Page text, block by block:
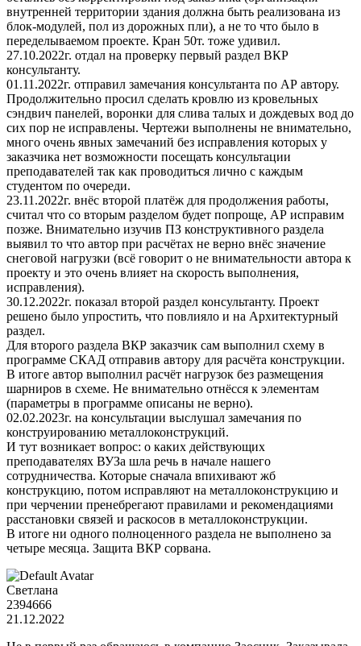
внутренней территории здания должна быть реализована из
блок-модулей, пол из дорожных пли), а не то что было в
переделываемом проекте. Кран 50т. тоже удивил.
27.10.2022г. отдал на проверку первый раздел ВКР
консультанту.
01.11.2022г. отправил замечания консультанта по АР автору.
Продолжительно просил сделать кровлю из кровельных
сэндвич панелей, воронки для слива талых и дождевых вод до
сих пор не исправлены. Чертежи выполнены не внимательно,
много очень явных замечаний без исправления которых у
заказчика нет возможности посещать консультации
преподавателей так как проводиться лично с каждым
студентом по очереди.
23.11.2022г. внёс второй платёж для продолжения работы,
считал что со вторым разделом будет попроще, АР исправим
позже. Внимательно изучив ПЗ конструктивного раздела
выявил то что автор при расчётах не верно внёс значение
снеговой нагрузки (всё говорит о не внимательности автора к
проекту и это очень влияет на скорость выполнения,
исправления).
30.12.2022г. показал второй раздел консультанту. Проект
решено было упростить, что повлияло и на Архитектурный
раздел.
Для второго раздела ВКР заказчик сам выполнил схему в
программе СКАД отправив автору для расчёта конструкции.
В итоге автор выполнил расчёт нагрузок без размещения
шарниров в схеме. Не внимательно отнёсся к элементам
(параметры в программе описаны не верно).
02.02.2023г. на консультации выслушал замечания по
конструированию металлоконструкций.
И тут возникает вопрос: о каких действующих
преподавателях ВУЗа шла речь в начале нашего
сотрудничества. Которые сначала впихивают жб
конструкцию, потом исправляют на металлоконструкцию и
при черчении пренебрегают правилами и рекомендациями
расстановки связей и раскосов в металлоконструкции.
В итоге ни одного полноценного раздела не выполнено за
четыре месяца. Защита ВКР сорвана.
Светлана
2394666
21.12.2022